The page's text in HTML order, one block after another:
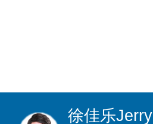
徐佳乐Jerry